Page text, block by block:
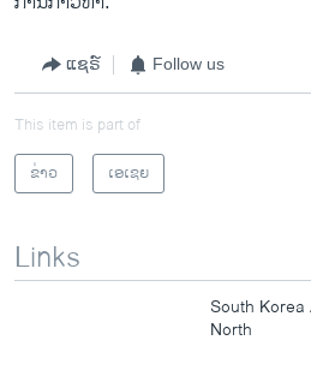
ແຊຣ໌ Follow us
This item is part of
ຂ່າວ
ເອເຊຍ
Links
South
North